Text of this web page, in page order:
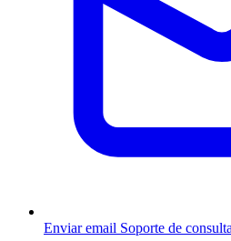
Enviar email Soporte de